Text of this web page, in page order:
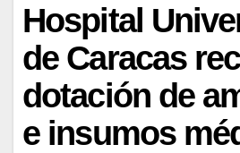
Hospital
de Caracas
dotación de
e insumos